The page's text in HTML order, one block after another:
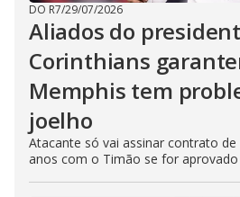
DO R7/29/07/2026
Aliados do
Corinthians
Memphis tem
joelho
Atacante só vai assinar contrato
anos com o Timão se for